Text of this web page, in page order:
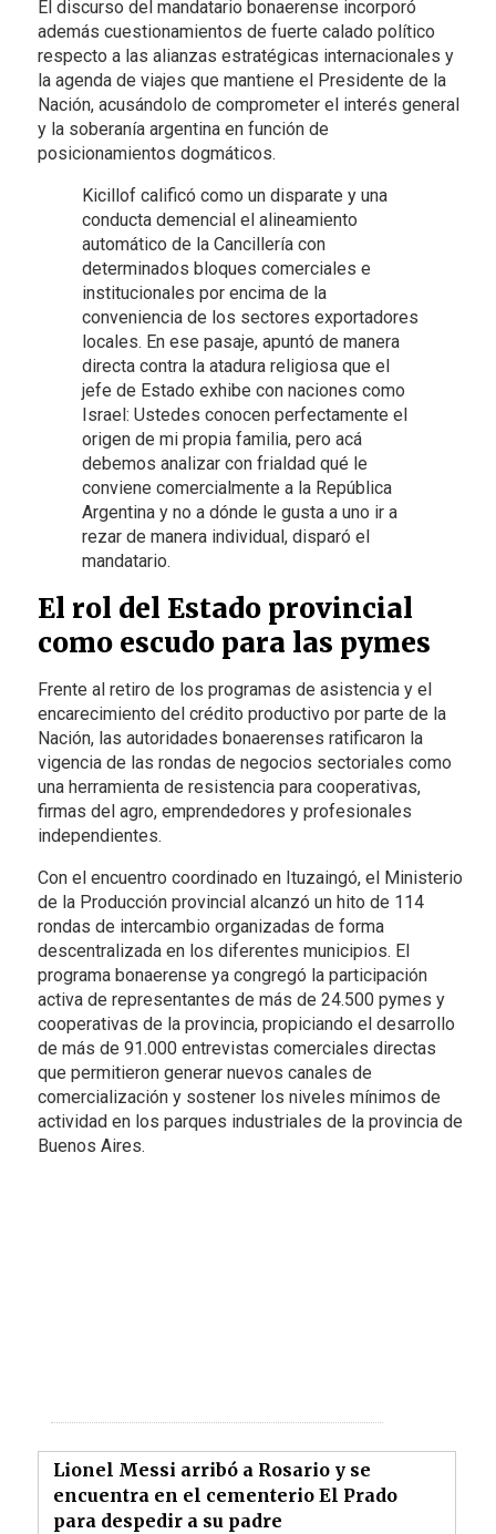
El discurso del mandatario bonaerense incorporó
además cuestionamientos de fuerte calado político
respecto a las alianzas estratégicas internacionales y
la agenda de viajes que mantiene el Presidente de la
Nación, acusándolo de comprometer el interés general
y la soberanía argentina en función de
posicionamientos dogmáticos.
Kicillof calificó como un disparate y una
conducta demencial el alineamiento
automático de la Cancillería con
determinados bloques comerciales e
institucionales por encima de la
conveniencia de los sectores exportadores
locales. En ese pasaje, apuntó de manera
directa contra la atadura religiosa que el
jefe de Estado exhibe con naciones como
Israel: Ustedes conocen perfectamente el
origen de mi propia familia, pero acá
debemos analizar con frialdad qué le
conviene comercialmente a la República
Argentina y no a dónde le gusta a uno ir a
rezar de manera individual, disparó el
mandatario.
El rol del Estado provincial
como escudo para las pymes
Frente al retiro de los programas de asistencia y el
encarecimiento del crédito productivo por parte de la
Nación, las autoridades bonaerenses ratificaron la
vigencia de las rondas de negocios sectoriales como
una herramienta de resistencia para cooperativas,
firmas del agro, emprendedores y profesionales
independientes.
Con el encuentro coordinado en Ituzaingó, el Ministerio
de la Producción provincial alcanzó un hito de 114
rondas de intercambio organizadas de forma
descentralizada en los diferentes municipios. El
programa bonaerense ya congregó la participación
activa de representantes de más de 24.500 pymes y
cooperativas de la provincia, propiciando el desarrollo
de más de 91.000 entrevistas comerciales directas
que permitieron generar nuevos canales de
comercialización y sostener los niveles mínimos de
actividad en los parques industriales de la provincia de
Buenos Aires.
Lionel Messi arribó a Rosario y se
encuentra en el cementerio El Prado
para despedir a su padre